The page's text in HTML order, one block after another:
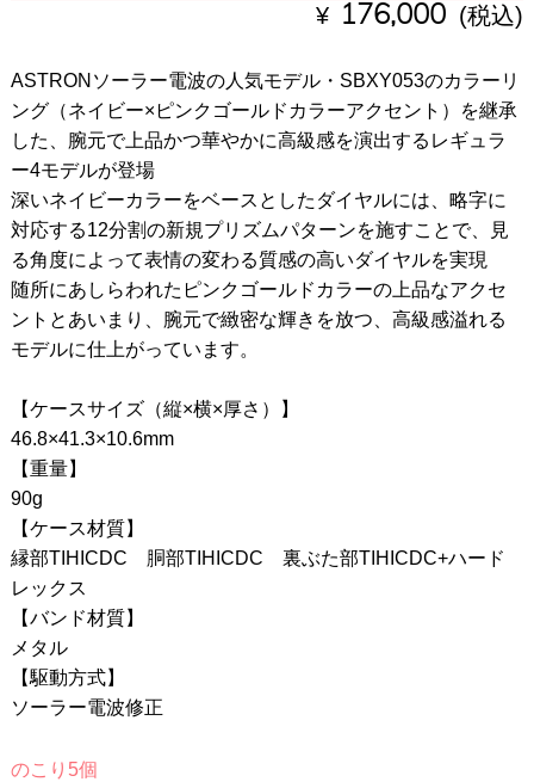
¥ 176,000 (税込)
ASTRONソーラー電波の人気モデル・SBXY053のカラーリ
ング（ネイビー×ピンクゴールドカラーアクセント）を継承
した、腕元で上品かつ華やかに高級感を演出するレギュラ
ー4モデルが登場
深いネイビーカラーをベースとしたダイヤルには、略字に
対応する12分割の新規プリズムパターンを施すことで、見
る角度によって表情の変わる質感の高いダイヤルを実現
随所にあしらわれたピンクゴールドカラーの上品なアクセ
ントとあいまり、腕元で緻密な輝きを放つ、高級感溢れる
モデルに仕上がっています。
【ケースサイズ（縦×横×厚さ）】
46.8×41.3×10.6mm
【重量】
90g
【ケース材質】
縁部TIHICDC 胴部TIHICDC 裏ぶた部TIHICDC+ハード
レックス
【バンド材質】
メタル
【駆動方式】
ソーラー電波修正
のこり5個